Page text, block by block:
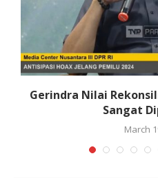
Gerindra Nilai
Sangat
March